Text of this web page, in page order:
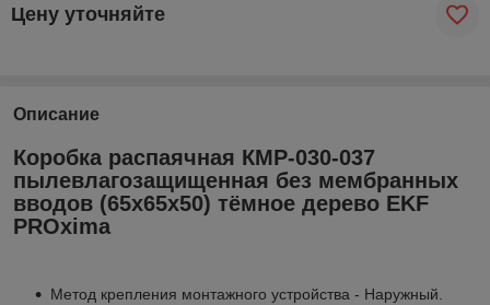
Цену уточняйте
Описание
Коробка распаячная КМР-030-037
пылевлагозащищенная без мембранных
вводов (65х65х50) тёмное дерево EKF
PROxima
Метод крепления монтажного устройства - Наружный.